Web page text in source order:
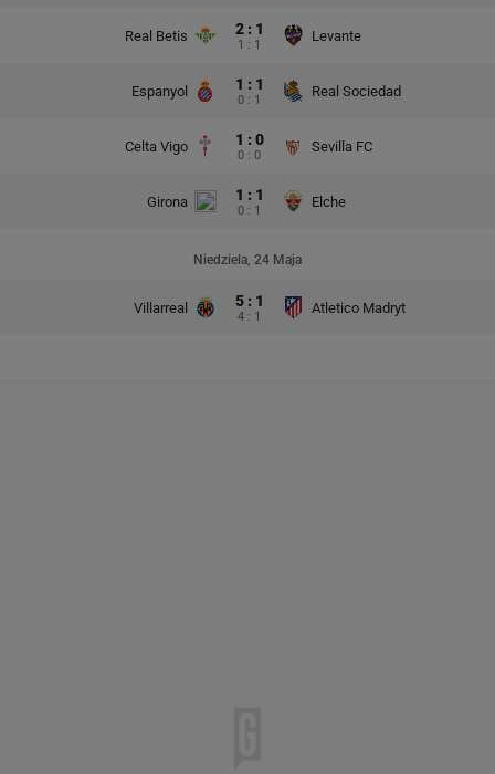
Real Betis 2 : 1
1 : 1
Levante
Espanyol 1 : 1
0 : 1
Real Sociedad
Celta Vigo 1 : 0
0 : 0
Sevilla FC
Girona 1 : 1
0 : 1
Elche
Niedziela, 24 Maja
Villarreal 5 : 1
4 : 1
Atletico Madryt